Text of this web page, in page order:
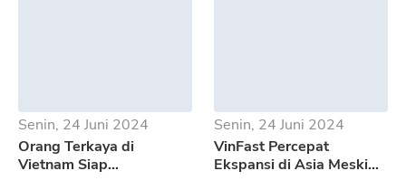
Senin, 24 Juni 2024
Orang Terkaya di
Vietnam Siap
Senin, 24 Juni 2024
VinFast Percepat
Ekspansi di Asia Meski